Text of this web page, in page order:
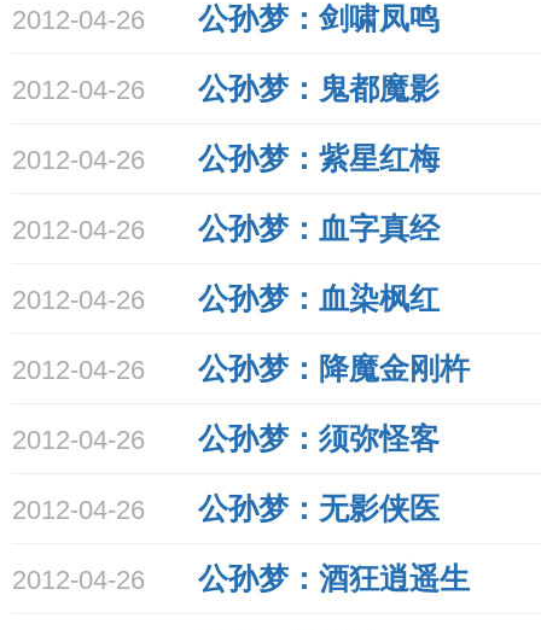
2012-04-26 公孙梦：剑啸凤鸣
2012-04-26 公孙梦：鬼都魔影
2012-04-26 公孙梦：紫星红梅
2012-04-26 公孙梦：血字真经
2012-04-26 公孙梦：血染枫红
2012-04-26 公孙梦：降魔金刚杵
2012-04-26 公孙梦：须弥怪客
2012-04-26 公孙梦：无影侠医
2012-04-26 公孙梦：酒狂逍遥生